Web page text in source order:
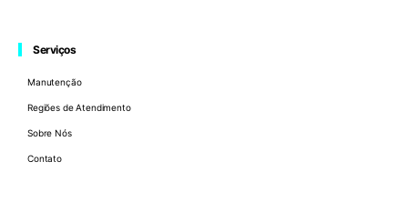
Serviços
Manutenção
Regiões de Atendimento
Sobre Nós
Contato